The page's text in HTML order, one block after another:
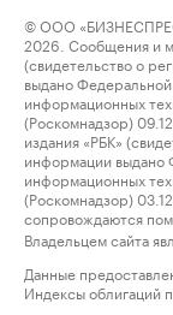
© ООО
2026. Сообщения и
(свидетельство о
выдано
информационных
(Роскомнадзор)
издания «РБК»
информации выдано
информационных
(Роскомнадзор)
сопровождаются
Владельцем сайта
Данные
Индексы облигаций